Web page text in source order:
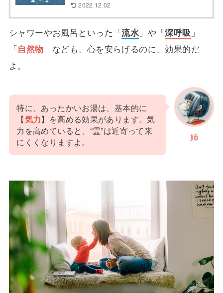
2022.12.02
シャワーやお風呂といった「流水 」や「深呼吸 」
「自然物 」なども、心を安らげるのに、効果的だ
よ。
姉
特に、あったかいお湯は、基本的に
【気力】を高める効果があります。気
力を高めていると、“霊”は近寄って来
にくくなりますよ。